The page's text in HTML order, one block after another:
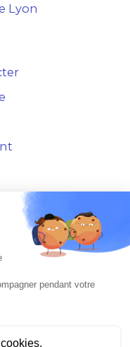
Lyon
Lyon
Paris
pendant votre